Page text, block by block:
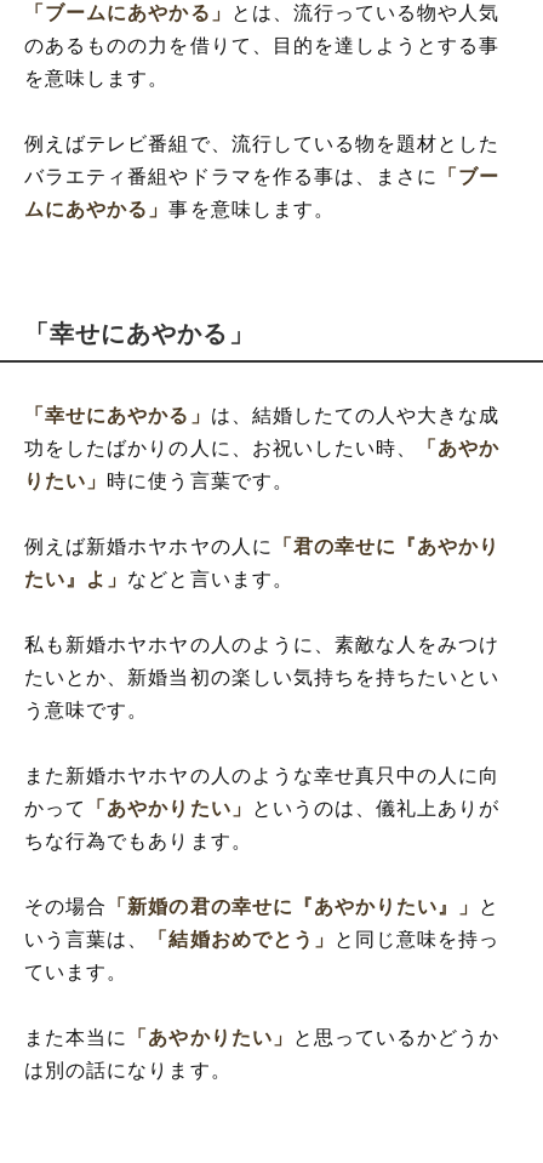
「ブームにあやかる」
とは、流行っている物や人気
のあるものの力を借りて、目的を達しようとする事
を意味します。
例えばテレビ番組で、流行している物を題材とした
バラエティ番組やドラマを作る事は、まさに
「ブー
ムにあやかる」事を意味します。
「幸せにあやかる」
「幸せにあやかる」 は、結婚したての人や大きな成
功をしたばかりの人に、お祝いしたい時、
「あやか
りたい」 時に使う言葉です。
例えば新婚ホヤホヤの人に
「君の幸せに『あやかり
たい』よ」 などと言います。
私も新婚ホヤホヤの人のように、素敵な人をみつけ
たいとか、新婚当初の楽しい気持ちを持ちたいとい
う意味です。
また新婚ホヤホヤの人のような幸せ真只中の人に向
かって
「あやかりたい」
というのは、儀礼上ありが
ちな行為でもあります。
その場合 「新婚の君の幸せに『あやかりたい』」 と
いう言葉は、
「結婚おめでとう」
と同じ意味を持っ
ています。
また本当に 「あやかりたい」
と思っているかどうか
は別の話になります。